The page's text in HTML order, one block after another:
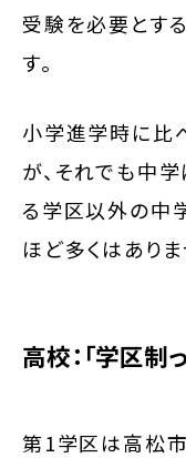
受験を必要とす
す。
小学進学時に比
が、それでも中
る学区以外の中
ほど多くはありま
高校：「学区制
第1学区は高松